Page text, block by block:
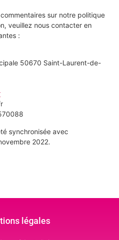
sur notre politique
veuillez nous contacter en
:
50670 Saint-Laurent-de-
synchronisée avec
2022.
légales